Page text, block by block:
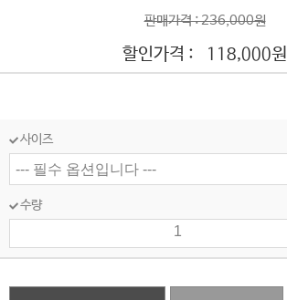
판매가격 : 236,000원
할인가격 : 118,000원
사이즈
수량